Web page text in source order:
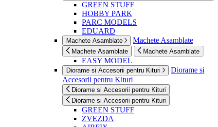
GREEN STUFF
HOBBY PARK
PARC MODELS
EDUARD
Machete Asamblate Machete Asamblate
Machete Asamblate Machete Asamblate
EASY MODEL
Diorame si Accesorii pentru Kituri
Diorame si
Accesorii pentru Kituri
Diorame si Accesorii pentru Kituri
Diorame si Accesorii pentru Kituri
GREEN STUFF
ZVEZDA